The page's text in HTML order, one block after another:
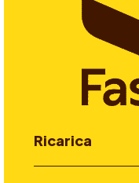
Ricarica